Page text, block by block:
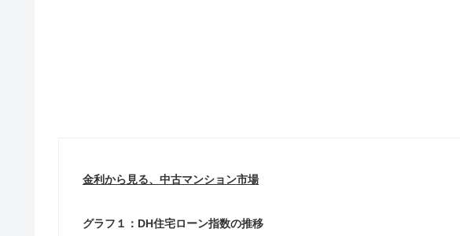
金利から見る、中古マンション市場
グラフ１：DH住宅ローン指数の推移